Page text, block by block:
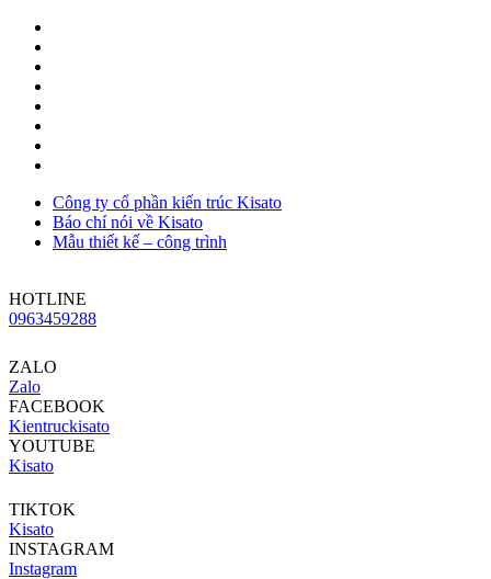
Công ty cổ phần kiến trúc Kisato
Báo chí nói về Kisato
Mẫu thiết kế – công trình
HOTLINE
0963459288
ZALO
Zalo
FACEBOOK
Kientruckisato
YOUTUBE
Kisato
TIKTOK
Kisato
INSTAGRAM
Instagram